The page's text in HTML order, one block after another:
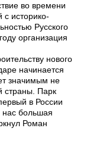
во времени
с историко-
Русского
организация
нового
начинается
значимым не
страны. Парк
в России
нас большая
Роман